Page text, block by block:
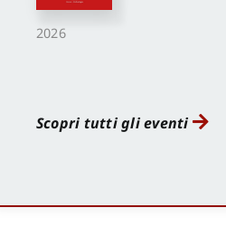
2026
Scopri tutti gli eventi